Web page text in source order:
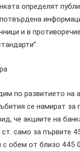
определят
и в
по развитието на
се намират за
че акциите на
само за първите
с обем от близо 445